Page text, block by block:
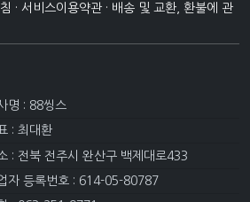
· 서비스이용약관 · 배송 및 교환, 환불에 관
명 : 88씽스
: 최대환
: 전북 전주시 완산구 백제대로433
자 등록번호 : 614-05-80787